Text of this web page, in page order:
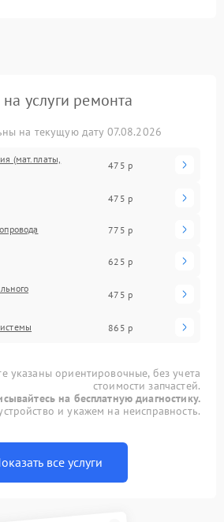
услуги ремонта
на текущую дату 07.08.2026
(мат.платы,
475 р
475 р
775 р
625 р
475 р
865 р
указаны ориентировочные, без учета
стоимости запчастей.
на бесплатную диагностику.
и укажем на неисправность.
все услуги